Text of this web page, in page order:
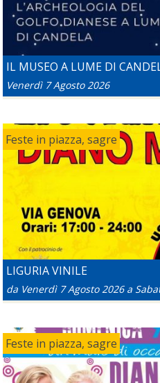
IL MUSEO A LUME DI
Venerdì 7 Agosto 2026
Feste in piazza, sagre
LIGURIA VINILE
da Venerdì 7 Agosto 2026a
Feste in piazza, sagre